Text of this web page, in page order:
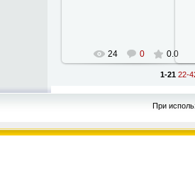
24 0 0.0
1-21 22-
При